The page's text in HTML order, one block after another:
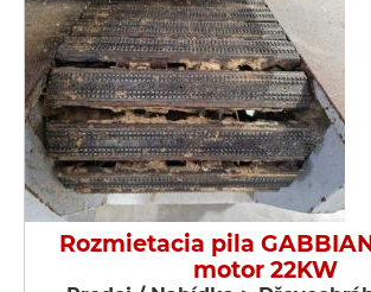
Rozmietacia pila
motor 22KW